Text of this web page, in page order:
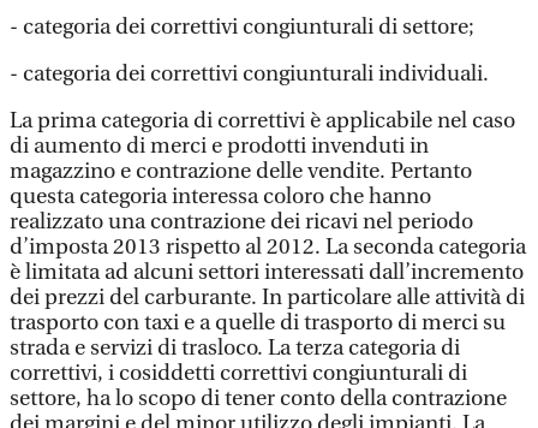
- categoria dei correttivi congiunturali di settore;
- categoria dei correttivi congiunturali individuali.
La prima categoria di correttivi è applicabile nel caso
di aumento di merci e prodotti invenduti in
magazzino e contrazione delle vendite. Pertanto
questa categoria interessa coloro che hanno
realizzato una contrazione dei ricavi nel periodo
d’imposta 2013 rispetto al 2012. La seconda categoria
è limitata ad alcuni settori interessati dall’incremento
dei prezzi del carburante. In particolare alle attività di
trasporto con taxi e a quelle di trasporto di merci su
strada e servizi di trasloco. La terza categoria di
correttivi, i cosiddetti correttivi congiunturali di
settore, ha lo scopo di tener conto della contrazione